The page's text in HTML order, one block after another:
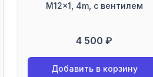
M12x1, 4m, с вентилем
4 500 ₽
Добавить в корзину